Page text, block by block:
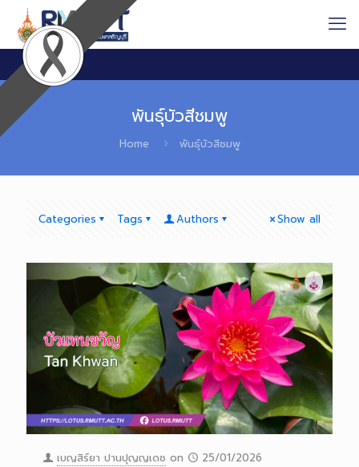
พันธุ์บัวสีชมพู
Home พันธุ์บัวสีชมพู
Categories Tags Authors Show all
เบญสิร์ยา ปานปุญญเดช on
25/01/2026